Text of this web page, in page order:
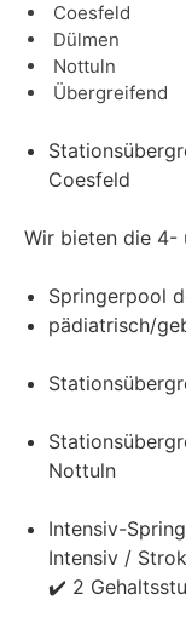
Coesfeld
Dülmen
Nottuln
Übergreifend
Coesfeld
Wir bieten die 4-
Springerpool
pädiatrisch/
Nottuln
Intensiv-
Intensiv /
✔️ 2